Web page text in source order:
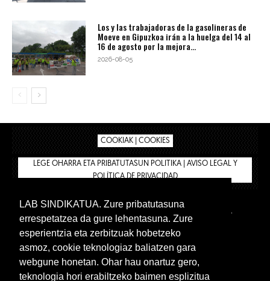
Los y las trabajadoras de la gasolineras de
Moeve en Gipuzkoa irán a la huelga del 14 al
16 de agosto por la mejora...
2026-08-05
COOKIAK | COOKIES
LEGE OHARRA ETA PRIBATUTASUN POLITIKA | AVISO LEGAL Y
POLÍTICA DE PRIVACIDAD
BIZILAN.EUS
TIENDA
INTRANET 🔑
Euskera Castellano
LAB SINDIKATUA. Zure pribatutasuna
errespetatzea da gure lehentasuna. Zure
esperientzia eta zerbitzuak hobetzeko
asmoz, cookie teknologiaz baliatzen gara
webgune honetan. Ohar hau onartuz gero,
teknologia hori erabiltzeko baimen esplizitua